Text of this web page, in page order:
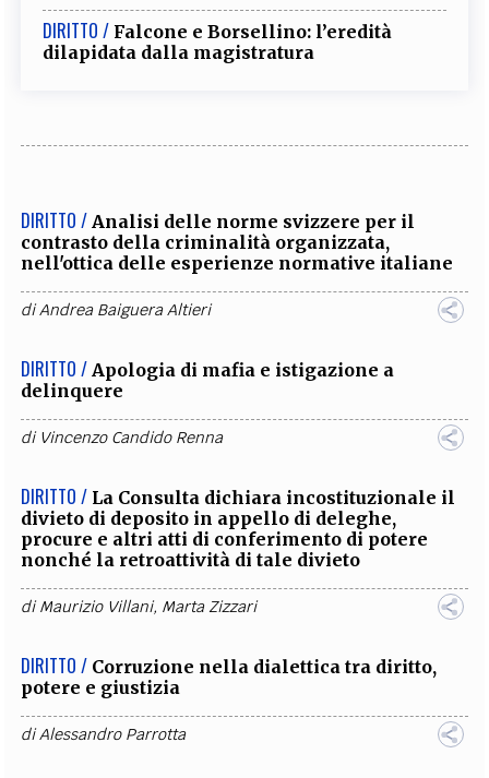
DIRITTO / Falcone e Borsellino: l’eredità
dilapidata dalla magistratura
DIRITTO / Analisi delle norme svizzere per il
contrasto della criminalità organizzata,
nell'ottica delle esperienze normative italiane
diAndrea Baiguera Altieri
DIRITTO / Apologia di mafia e istigazione a
delinquere
di Vincenzo Candido Renna
DIRITTO / La Consulta dichiara incostituzionale il
divieto di deposito in appello di deleghe,
procure e altri atti di conferimento di potere
nonché la retroattività di tale divieto
diMaurizio Villani, Marta Zizzari
DIRITTO / Corruzione nella dialettica tra diritto,
potere e giustizia
diAlessandro Parrotta